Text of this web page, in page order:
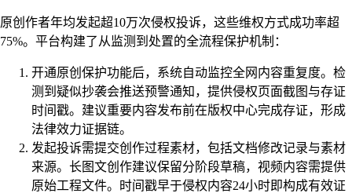
原创作者年均发起超10万次侵权投诉，这些维权方式成功率超
75%。平台构建了从监测到处置的全流程保护机制：
开通原创保护功能后，系统自动监控全网内容重复度。检
测到疑似抄袭会推送预警通知，提供侵权页面截图与存证
时间戳。建议重要内容发布前在版权中心完成存证，形成
法律效力证据链。
发起投诉需提交创作过程素材，包括文档修改记录与素材
来源。长图文创作建议保留分阶段草稿，视频内容需提供
原始工程文件。时间戳早于侵权内容24小时即构成有效证